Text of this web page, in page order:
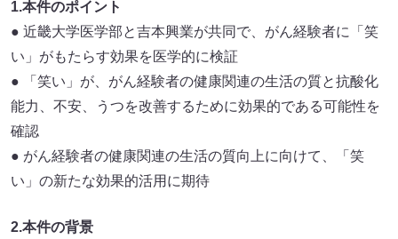
1.本件のポイント
● 近畿大学医学部と吉本興業が共同で、がん経験者に「笑
い」がもたらす効果を医学的に検証
● 「笑い」が、がん経験者の健康関連の生活の質と抗酸化
能力、不安、うつを改善するために効果的である可能性を
確認
● がん経験者の健康関連の生活の質向上に向けて、「笑
い」の新たな効果的活用に期待
2.本件の背景